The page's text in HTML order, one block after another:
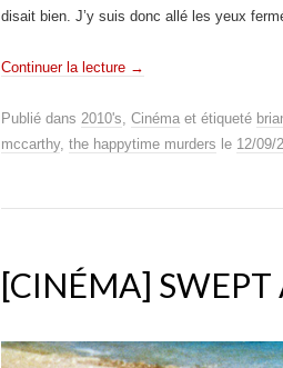
disait bien. J’y suis donc allé les yeux
Continuer la lecture →
Publié dans 2010's Cinéma et étiqueté
mccarthy, the happytime murders le 12/09/
[CINÉMA] SWEPT